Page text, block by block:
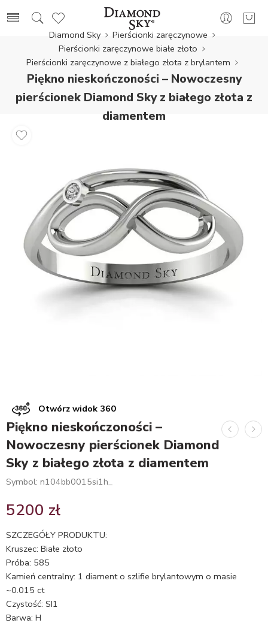
Diamond Sky
Pierścionki zaręczynowe
Pierścionki zaręczynowe białe złoto
Pierścionki zaręczynowe z białego złota z brylantem
Piękno nieskończoności – Nowoczesny
pierścionek Diamond Sky z białego złota z
diamentem
Otwórz widok 360
Piękno nieskończoności –
Nowoczesny pierścionek Diamond
Sky z białego złota z diamentem
Symbol: n104bb0015si1h_
5200 zł
SZCZEGÓŁY PRODUKTU:
Kruszec: Białe złoto
Próba: 585
Kamień centralny: 1 diament o szlifie brylantowym o masie
~0.015 ct
Czystość: SI1
Barwa: H